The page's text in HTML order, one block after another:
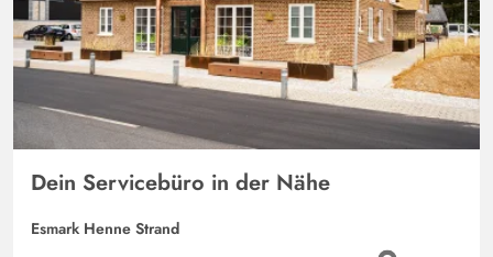
Dein Servicebüro in der Nähe
Esmark Henne Strand